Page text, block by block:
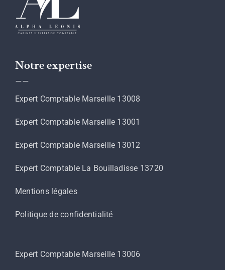
Notre expertise
__
Expert Comptable Marseille 13008
Expert Comptable Marseille 13001
Expert Comptable Marseille 13012
Expert Comptable La Bouilladisse 13720
Mentions légales
Politique de confidentialité
Expert Comptable Marseille 13006